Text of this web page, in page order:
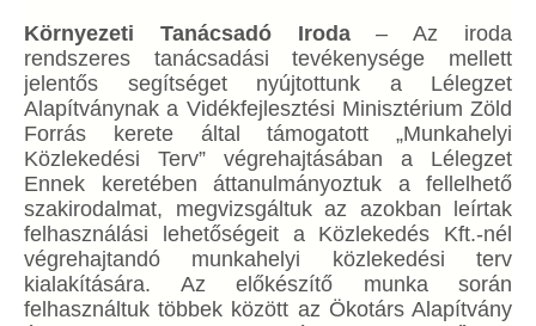
Környezeti Tanácsadó Iroda– Az iroda
rendszeres tanácsadási tevékenysége mellett
jelentős segítséget nyújtottunk a Lélegzet
Alapítványnak a Vidékfejlesztési Minisztérium Zöld
Forrás kerete által támogatott „Munkahelyi
Közlekedési Terv” végrehajtásában a Lélegzet
Ennek keretében áttanulmányoztuk a fellelhető
szakirodalmat, megvizsgáltuk az azokban leírtak
felhasználási lehetőségeit a Közlekedés Kft.-nél
végrehajtandó munkahelyi közlekedési terv
kialakítására. Az előkészítő munka során
felhasználtuk többek között az Ökotárs Alapítvány